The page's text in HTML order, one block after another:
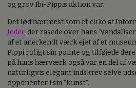
og grov Ibi-Pippis aktion var.
Det lød nærmest som et ekko af
leder, der rasede over hans
af et anerkendt værk ejet af et
Pippi roligt sin pointe og tilføjede
på hans hærværk også var en del af
naturligvis elegant indskrev selve
opponenter i sin “kunst”.